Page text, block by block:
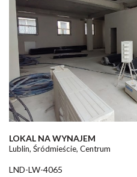
LOKAL NA WYNAJEM
Lublin, Śródmieście, Centrum
LND-LW-4065